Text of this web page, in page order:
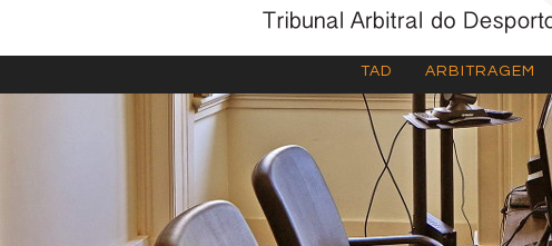
TAD ARBITRAGEM